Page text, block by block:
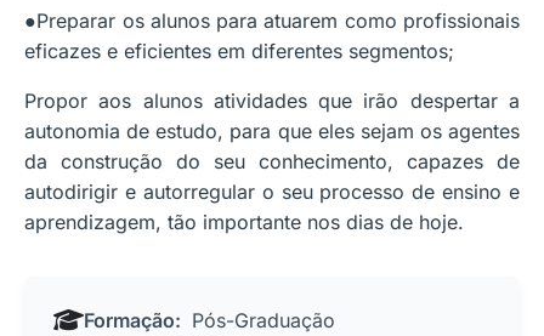
●Preparar os alunos para atuarem como profissionais
eficazes e eficientes em diferentes segmentos;
Propor aos alunos atividades que irão despertar a
autonomia de estudo, para que eles sejam os agentes
da construção do seu conhecimento, capazes de
autodirigir e autorregular o seu processo de ensino e
aprendizagem, tão importante nos dias de hoje.
Formação: Pós-Graduação